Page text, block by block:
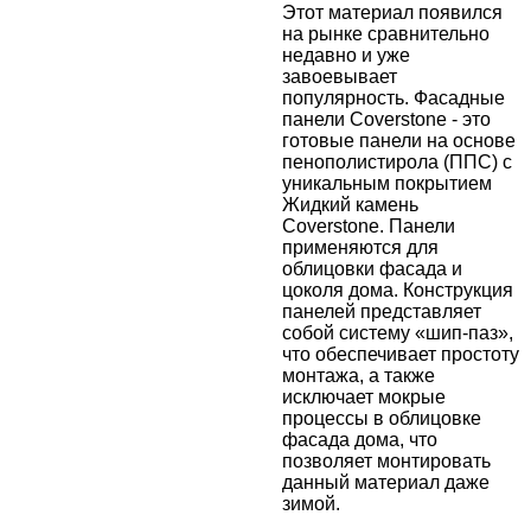
Этот материал появился
на рынке сравнительно
недавно и уже
завоевывает
популярность. Фасадные
панели Coverstone - это
готовые панели на основе
пенополистирола (ППС) с
уникальным покрытием
Жидкий камень
Coverstone. Панели
применяются для
облицовки фасада и
цоколя дома. Конструкция
панелей представляет
собой систему «шип-паз»,
что обеспечивает простоту
монтажа, а также
исключает мокрые
процессы в облицовке
фасада дома, что
позволяет монтировать
данный материал даже
зимой.